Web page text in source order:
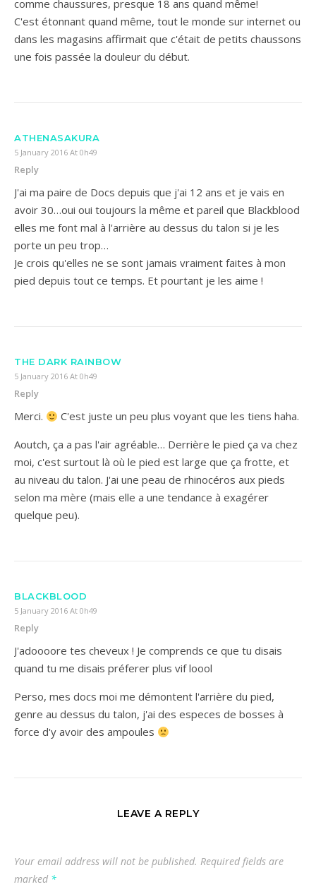
comme chaussures, presque 18 ans quand même!
C'est étonnant quand même, tout le monde sur internet ou
dans les magasins affirmait que c'était de petits chaussons
une fois passée la douleur du début.
ATHENASAKURA
5 January 2016 At 0h49
Reply
J'ai ma paire de Docs depuis que j'ai 12 ans et je vais en
avoir 30…oui oui toujours la même et pareil que Blackblood
elles me font mal à l'arrière au dessus du talon si je les
porte un peu trop…
Je crois qu'elles ne se sont jamais vraiment faites à mon
pied depuis tout ce temps. Et pourtant je les aime !
THE DARK RAINBOW
5 January 2016 At 0h49
Reply
Merci.
C'est juste un peu plus voyant que les tiens haha.
Aoutch, ça a pas l'air agréable… Derrière le pied ça va chez
moi, c'est surtout là où le pied est large que ça frotte, et
au niveau du talon. J'ai une peau de rhinocéros aux pieds
selon ma mère (mais elle a une tendance à exagérer
quelque peu).
BLACKBLOOD
5 January 2016 At 0h49
Reply
J'adoooore tes cheveux ! Je comprends ce que tu disais
quand tu me disais préferer plus vif loool
Perso, mes docs moi me démontent l'arrière du pied,
genre au dessus du talon, j'ai des especes de bosses à
force d'y avoir des ampoules
LEAVE A REPLY
Your email address will not be published. Required fields are
marked *